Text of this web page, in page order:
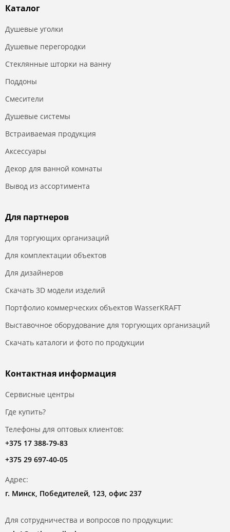
Каталог
Душевые уголки
Душевые перегородки
Стеклянные шторки на ванну
Поддоны
Смесители
Душевые системы
Встраиваемая продукция
Аксессуары
Декор для ванной комнаты
Вывод из ассортимента
Для партнеров
Для торгующих организаций
Для комплектации объектов
Для дизайнеров
Скачать 3D модели изделий
Портфолио коммерческих объектов WasserKRAFT
Выставочное оборудование для торгующих организаций
Скачать каталоги и фото по продукции
Контактная информация
Сервисные центры
Где купить?
Телефоны для оптовых клиентов:
+375 17 388-79-83
+375 29 697-40-05
Адрес:
г. Минск, Победителей, 123, офис 237
Для сотрудничества и вопросов по продукции: